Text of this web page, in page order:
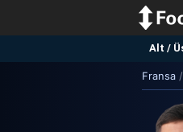
Alt /
Fransa /